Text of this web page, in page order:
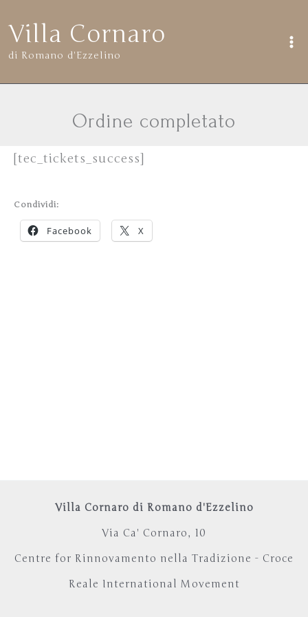
contenuto
Villa Cornaro
di Romano d'Ezzelino
Ordine completato
[tec_tickets_success]
Condividi:
Facebook X
Villa Cornaro di Romano d'Ezzelino
Via Ca' Cornaro, 10
Centre for Rinnovamento nella Tradizione - Croce
Reale International Movement